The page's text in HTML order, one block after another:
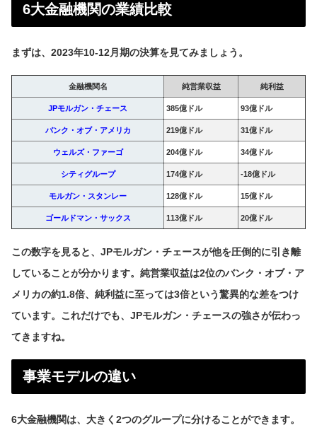
6大金融機関の業績比較
まずは、2023年10-12月期の決算を見てみましょう。
金融機関名 純営業収益 純利益
JPモルガン・チェース 385億ドル 93億ドル
バンク・オブ・アメリカ 219億ドル 31億ドル
ウェルズ・ファーゴ 204億ドル 34億ドル
シティグループ 174億ドル -18億ドル
モルガン・スタンレー 128億ドル 15億ドル
ゴールドマン・サックス 113億ドル 20億ドル
この数字を見ると、JPモルガン・チェースが他を圧倒的に引き離
していることが分かります。純営業収益は2位のバンク・オブ・ア
メリカの約1.8倍、純利益に至っては3倍という驚異的な差をつけ
ています。これだけでも、JPモルガン・チェースの強さが伝わっ
てきますね。
事業モデルの違い
6大金融機関は、大きく2つのグループに分けることができます。